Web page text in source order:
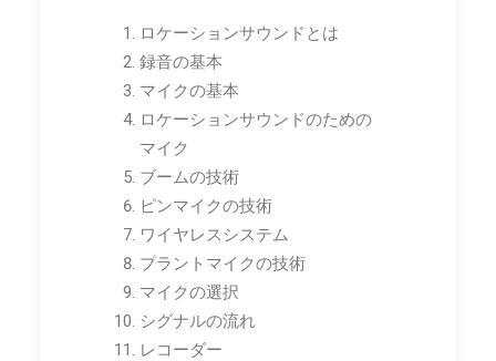
ロケーションサウンドとは
録音の基本
マイクの基本
ロケーションサウンドのための
マイク
ブームの技術
ピンマイクの技術
ワイヤレスシステム
プラントマイクの技術
マイクの選択
シグナルの流れ
レコーダー